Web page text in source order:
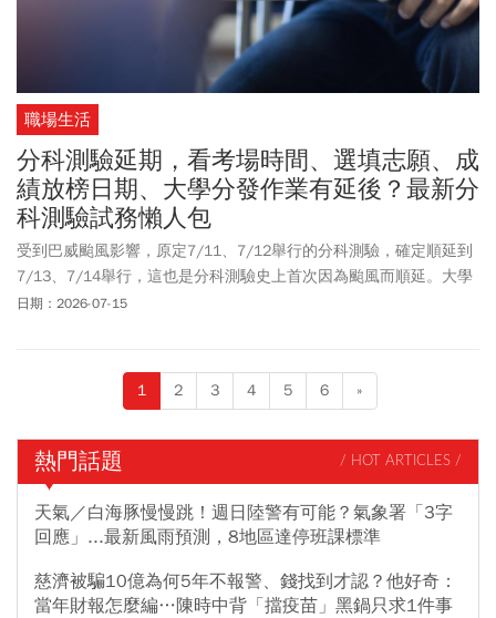
職場生活
分科測驗延期，看考場時間、選填志願、成
績放榜日期、大學分發作業有延後？最新分
科測驗試務懶人包
受到巴威颱風影響，原定7/11、7/12舉行的分科測驗，確定順延到
7/13、7/14舉行，這也是分科測驗史上首次因為颱風而順延。大學
入學考試中心提醒，雖然考試日期順延，但考生應試號碼與考場地
榜時間資訊懶人包。
日期：2026-07-15
1 2 3 4 5 6 »
熱門話題 / HOT ARTICLES /
天氣／白海豚慢慢跳！週日陸警有可能？氣象署「3字
回應」...最新風雨預測，8地區達停班課標準
慈濟被騙10億為何5年不報警、錢找到才認？他好奇：
當年財報怎麼編…陳時中背「擋疫苗」黑鍋只求1件事